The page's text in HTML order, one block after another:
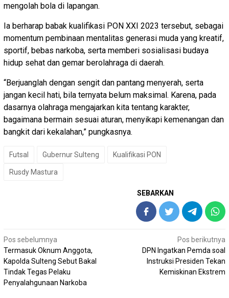
mengolah bola di lapangan.
Ia berharap babak kualifikasi PON XXI 2023 tersebut, sebagai
momentum pembinaan mentalitas generasi muda yang kreatif,
sportif, bebas narkoba, serta memberi sosialisasi budaya
hidup sehat dan gemar berolahraga di daerah.
“Berjuanglah dengan sengit dan pantang menyerah, serta
jangan kecil hati, bila ternyata belum maksimal. Karena, pada
dasarnya olahraga mengajarkan kita tentang karakter,
bagaimana bermain sesuai aturan, menyikapi kemenangan dan
bangkit dari kekalahan,” pungkasnya.
Futsal Gubernur Sulteng Kualifikasi PON
Rusdy Mastura
SEBARKAN
Navigasi
pos
Pos sebelumnya
Termasuk Oknum Anggota,
Kapolda Sulteng Sebut Bakal
Tindak Tegas Pelaku
Penyalahgunaan Narkoba
Pos berikutnya
DPN Ingatkan Pemda soal
Instruksi Presiden Tekan
Kemiskinan Ekstrem